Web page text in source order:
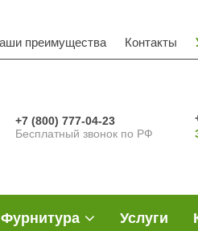
преимущества Контакты
+7 (800) 777-04-23
Бесплатный звонок по РФ
Фурнитура Услуги